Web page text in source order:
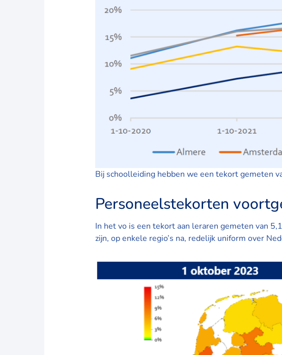
Bij schoolleiding hebben we een tekort gemeten
In het vo is een tekort aan leraren gemeten van
zijn, op enkele regio’s na, redelijk uniform over